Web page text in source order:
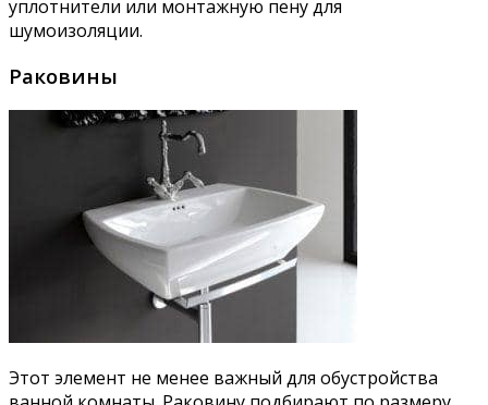
уплотнители или монтажную пену для
шумоизоляции.
Раковины
Этот элемент не менее важный для обустройства